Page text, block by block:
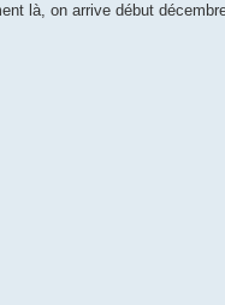
là, on arrive début